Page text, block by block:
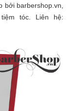
bởi barbershop.vn,
tóc. Liên hệ: